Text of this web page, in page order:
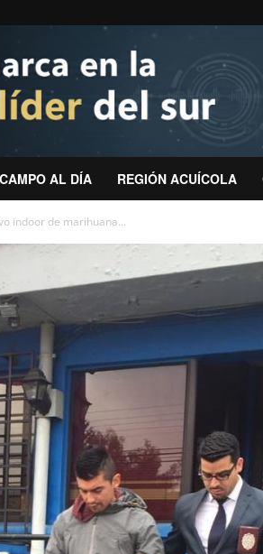
CAMPO AL DÍA REGIÓN ACUÍCOLA
indoor de marihuana...